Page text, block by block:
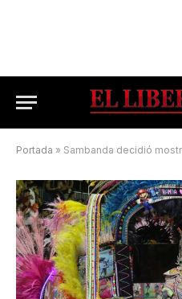
Portada » Sambanda decidió mostrar